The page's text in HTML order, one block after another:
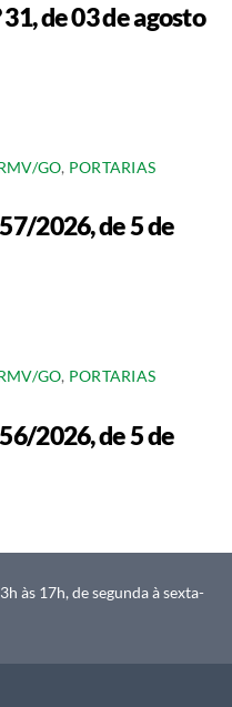
de 03 de agosto
GO, PORTARIAS
2026, de 5 de
GO, PORTARIAS
2026, de 5 de
às 17h, de segunda à sexta-